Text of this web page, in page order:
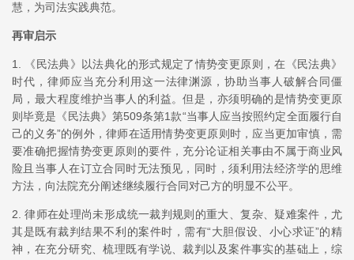
慧，为司法实践典范。
再审启示
1. 《民法典》以法典化的形式规定了情势变更原则，在《民法典》
时代，律师应当充分利用这一法律渊源，协助当事人破解合同僵
局，最大程度维护当事人的利益。但是，亦须明确的是情势变更原
则毕竟是《民法典》第509条第1款“当事人应当按照约定全面履行自
己的义务”的例外，律师在适用情势变更原则时，应当更加审慎，需
要准确把握情势变更原则的要件，充分论证相关事由不属于商业风
险且当事人在订立合同时无法预见，同时，须利用法经济学的思维
方法，向法院充分阐述继续履行合同对己方的明显不公平。
2. 律师在处理尚未形成统一裁判规则的重大、复杂、疑难案件，尤
其是既有裁判结果不利的案件时，需有“大胆假设、小心求证”的精
神，在充分研究、梳理既有学说、裁判以及案件事实的基础上，综